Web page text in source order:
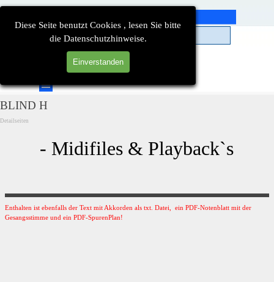
Diese Seite benutzt Cookies , lesen Sie bitte
die Datenschutzhinweise.
Einverstanden
Direkt zum Seiteninhalt
Menü überspringen
BLIND H
Detailseiten
- Midifiles & Playback`s
Enthalten ist ebenfalls der Text mit Akkorden als txt. Datei, ein PDF-Notenblatt mit der
Gesangsstimme und ein PDF-SpurenPlan!